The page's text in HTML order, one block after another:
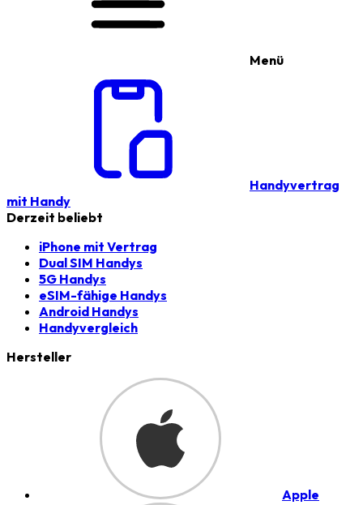
Menü
Handyvertrag
mit Handy
Derzeit beliebt
iPhone mit Vertrag
Dual SIM Handys
5G Handys
eSIM-fähige Handys
Android Handys
Handyvergleich
Hersteller
Apple